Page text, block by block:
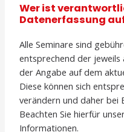
Wer ist
Datenerfassung
Alle Seminare sind
entsprechend der jeweils
der Angabe auf dem
Diese können sich
verändern und daher bei
Beachten Sie hierfür
Informationen.